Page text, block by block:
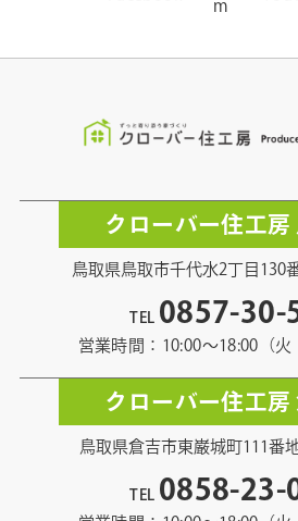
m
クローバー住工房
鳥取県鳥取市千代水2丁目130
TEL 0857-30-
営業時間：10:00〜18:00（火
クローバー住工房
鳥取県倉吉市東巌城町111番
TEL 0858-23-